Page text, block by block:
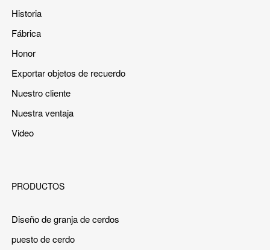
Historia
Fábrica
Honor
Exportar objetos de recuerdo
Nuestro cliente
Nuestra ventaja
Video
PRODUCTOS
Diseño de granja de cerdos
puesto de cerdo